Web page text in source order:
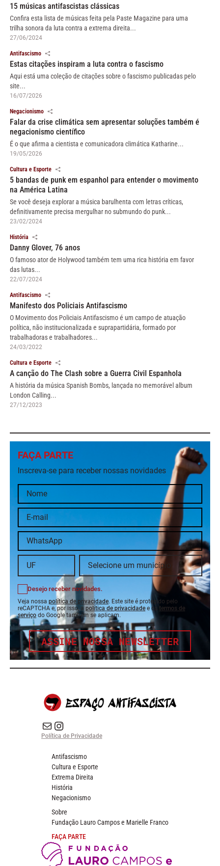
15 músicas antifascistas clássicas
Confira esta lista de músicas feita pela Paste Magazine para uma
trilha sonora da luta contra a extrema direita...
27/06/2024
Antifascismo
Estas citações inspiram a luta contra o fascismo
Aqui está uma coleção de citações sobre o fascismo publicadas pelo
site...
16/07/2026
Negacionismo
Falar da crise climática sem apresentar soluções também é
negacionismo científico
É o que afirma a cientista e comunicadora climática Katharine...
19/05/2026
Cultura e Esporte
5 bandas de punk em espanhol para entender o movimento
na América Latina
Se você deseja explorar a música barulhenta com letras críticas,
definitivamente precisa mergulhar no submundo do punk...
23/02/2024
História
Danny Glover, 76 anos
O famoso ator de Holywood também tem uma rica história em favor
das lutas...
22/07/2024
Antifascismo
Manifesto dos Policiais Antifascismo
O Movimento dos Policiais Antifascismo é um campo de atuação
política, não institucionalizada e suprapartidária, formado por
trabalhadoras e trabalhadores...
24/03/2022
Cultura e Esporte
A canção do The Clash sobre a Guerra Civil Espanhola
A história da música Spanish Bombs, lançada no memorável album
London Calling...
27/12/2023
FAÇA PARTE
Inscreva-se para receber nossas novidades
Desejo receber novidades.
Veja nossa política de privacidade. Este site é protegido pelo
reCAPTCHA e, por isso, a política de privacidade e os termos de
serviço do Google também se aplicam.
ASSINE NOSSA NEWSLETTER
E-mail Instagram do Espaço Antifascista
Política de Privacidade
Antifascismo
Cultura e Esporte
Extrema Direita
História
Negacionismo
Sobre
Fundação Lauro Campos e Marielle Franco
FAÇA PARTE